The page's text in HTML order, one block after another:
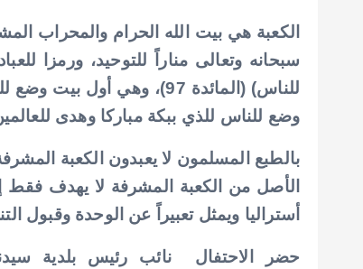
الكعبة هي بيت الله الحرام والمحراب
سبحانه وتعالى مناراً للتوحيد، ورمزا
للناس) (المائدة 97)، وهي
وضع للناس للذي ببكة مباركا وهدى للعالمين
بالطبع المسلمون لا يعبدون الكعبة
الأصل من الكعبة المشرفة لا يهدف فقط
أستراليا ويمثل تعبيراً عن الوحدة وقبول
حضر الاحتفال نائب رئيس بلدية